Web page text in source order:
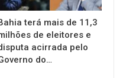
terá mais de 11,3
de eleitores e
acirrada pelo
do…